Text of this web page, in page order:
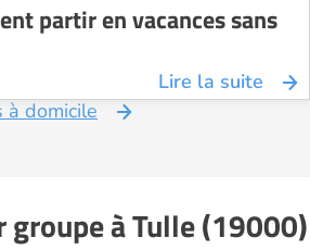
partir en vacances sans
Lire la suite
à domicile
groupe à Tulle (19000)